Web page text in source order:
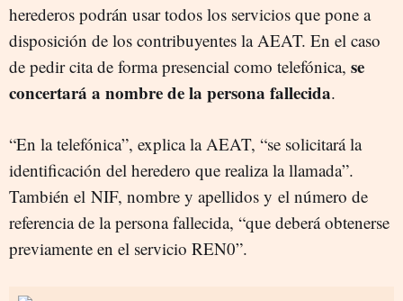
herederos podrán usar todos los servicios que pone a
disposición de los contribuyentes la AEAT. En el caso
de pedir cita de forma presencial como telefónica, se
concertará a nombre de la persona fallecida.
“En la telefónica”, explica la AEAT, “se solicitará la
identificación del heredero que realiza la llamada”.
También el NIF, nombre y apellidos y el número de
referencia de la persona fallecida, “que deberá obtenerse
previamente en el servicio REN0”.